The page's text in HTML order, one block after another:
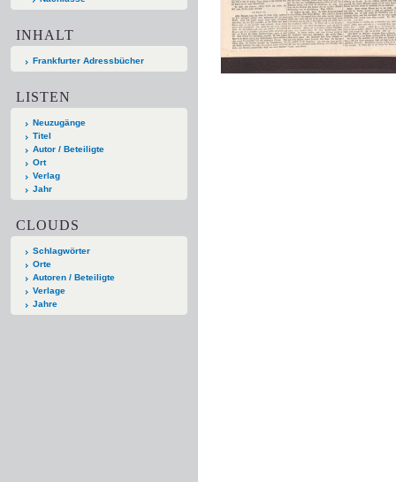
INHALT
Frankfurter Adressbücher
LISTEN
Neuzugänge
Titel
Autor / Beteiligte
Ort
Verlag
Jahr
CLOUDS
Schlagwörter
Orte
Autoren / Beteiligte
Verlage
Jahre